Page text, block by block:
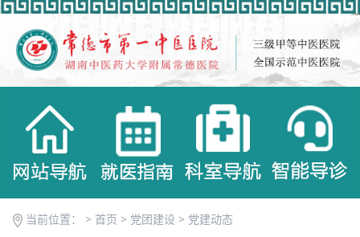
当前位置： > 首页 > 党团建设 > 党建动态